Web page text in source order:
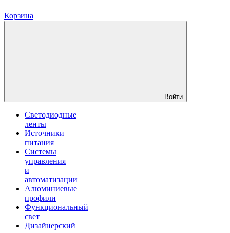
Корзина
Войти
Светодиодные
ленты
Источники
питания
Системы
управления
и
автоматизации
Алюминиевые
профили
Функциональный
свет
Дизайнерский